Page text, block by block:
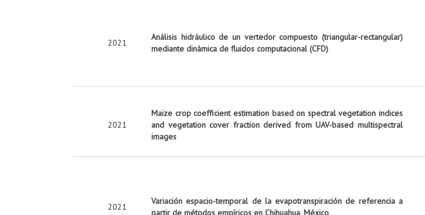
2021
Análisis hidráulico de un vertedor compuesto (triangular-rectangular)
mediante dinámica de fluidos computacional (CFD)
2021
Maize crop coefficient estimation based on spectral vegetation indices
and vegetation cover fraction derived from UAV-based multispectral
images
2021
Variación espacio-temporal de la evapotranspiración de referencia a
partir de métodos empíricos en Chihuahua, México